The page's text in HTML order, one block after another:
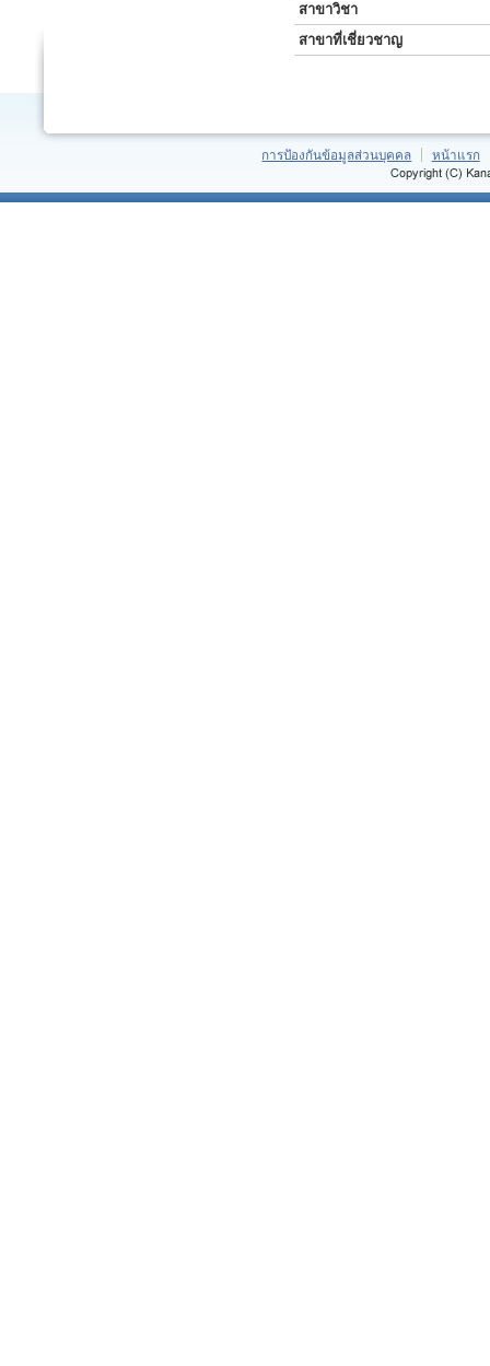
สาขาวิชา
สาขาที่เชี่ยวชาญ
การป้องกันข้อมูลส่วนบุคคล หน้าแรก